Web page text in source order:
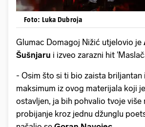
Foto: Luka Dubroja
Glumac Domagoj Nižić utjelovio je
Šušnjaru i izveo zarazni hit
- Osim što si ti bio zaista briljantan
maksimum iz ovog materijala koji
ostavljen, ja bih pohvalio tvoje više
probijanje kroz jednu džunglu